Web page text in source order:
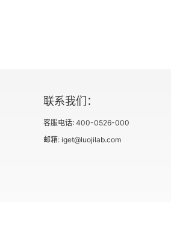
联系我们：
客服电话: 400-0526-000
邮箱: iget@luojilab.com